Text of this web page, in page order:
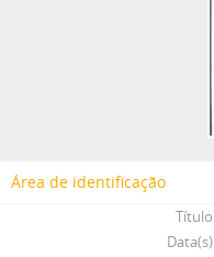
Área de identificação
Título
Data(s)